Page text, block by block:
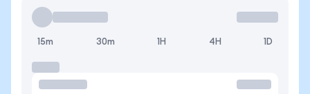
15m 30m 1H 4H 1D